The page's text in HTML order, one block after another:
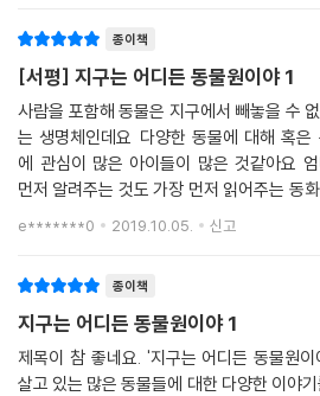
5.찾아보기
본 것 같은데 어디서 봤더라, 혹은 동물에 대
얼른 쉽게 찾아볼 수 있어요.
종이책
[서평] 지구는 어디든 동물원이야 1
사람을 포함해 동물은 지구에서 빼놓을 수
는 생명체인데요 다양한 동물에 대해 혹은
에 관심이 많은 아이들이 많은 것같아요
먼저 알려주는 것도 가장 먼저 읽어주는 동
양한 동물들이 나오기 때문에 어릴때부터
e*******0 2019.10.05. 신고
종이책
지구는 어디든 동물원이야 1
제목이 참 좋네요. '지구는 어디든 동물원
살고 있는 많은 동물들에 대한 다양한 이야